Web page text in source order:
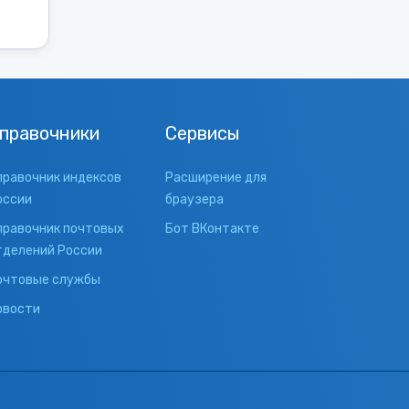
индексов
почтовых
России
службы
Сервисы
Расширение для
браузера
Бот ВКонтакте